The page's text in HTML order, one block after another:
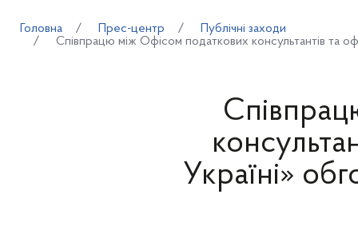
Головна Прес-центр
Публічні заходи
Співпрацю між Офісом податкових консультантів та
Україні»